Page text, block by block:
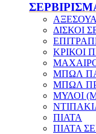
ΔΙΣΚΟΙ
ΚΡΙΚΟΙ
ΜΠΩΛ
ΜΠΩΛ
ΜΥΛΟΙ
ΠΙΑΤΑ
ΠΙΑΤΑ